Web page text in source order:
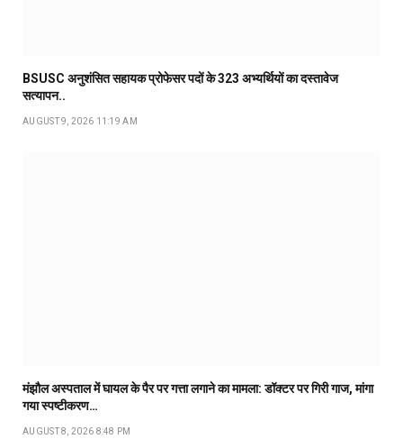
BSUSC अनुशंसित सहायक प्रोफेसर पदों के 323 अभ्यर्थियों का दस्तावेज
सत्यापन..
AUGUST 9, 2026 11:19 AM
मंझौल अस्पताल में घायल के पैर पर गत्ता लगाने का मामला: डॉक्टर पर गिरी गाज, मांगा
गया स्पष्टीकरण…
AUGUST 8, 2026 8:48 PM